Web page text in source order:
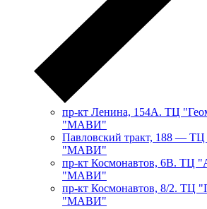
пр-кт Ленина, 154А. ТЦ
"МАВИ"
​Павловский тракт, 188 —
"МАВИ"
пр-кт Космонавтов, 6В. ТЦ
"МАВИ"
пр-кт Космонавтов, 8/2. ТЦ
"МАВИ"